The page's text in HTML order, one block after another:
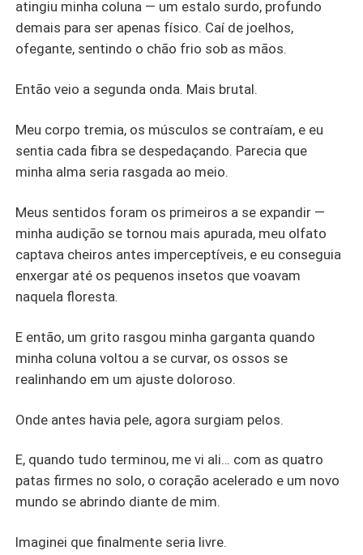
atingiu minha coluna — um estalo surdo, profundo
demais para ser apenas físico. Caí de joelhos,
ofegante, sentindo o chão frio sob as mãos.
Então veio a segunda onda. Mais brutal.
Meu corpo tremia, os músculos se contraíam, e eu
sentia cada fibra se despedaçando. Parecia que
minha alma seria rasgada ao meio.
Meus sentidos foram os primeiros a se expandir —
minha audição se tornou mais apurada, meu olfato
captava cheiros antes imperceptíveis, e eu conseguia
enxergar até os pequenos insetos que voavam
naquela floresta.
E então, um grito rasgou minha garganta quando
minha coluna voltou a se curvar, os ossos se
realinhando em um ajuste doloroso.
Onde antes havia pele, agora surgiam pelos.
E, quando tudo terminou, me vi ali… com as quatro
patas firmes no solo, o coração acelerado e um novo
mundo se abrindo diante de mim.
Imaginei que finalmente seria livre.